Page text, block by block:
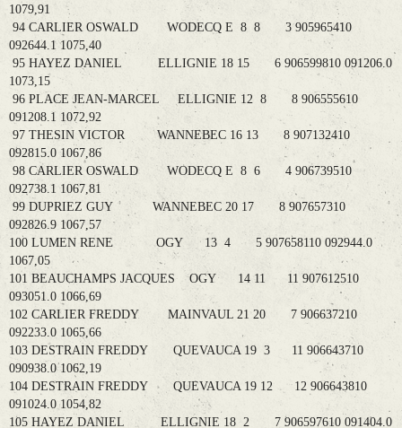
1079,91
94 CARLIER OSWALD WODECQ E 8 8 3 905965410
092644.1 1075,40
95 HAYEZ DANIEL ELLIGNIE 18 15 6 906599810 091206.0
1073,15
96 PLACE JEAN-MARCEL ELLIGNIE 12 8 8 906555610
091208.1 1072,92
97 THESIN VICTOR WANNEBEC 16 13 8 907132410
092815.0 1067,86
98 CARLIER OSWALD WODECQ E 8 6 4 906739510
092738.1 1067,81
99 DUPRIEZ GUY WANNEBEC 20 17 8 907657310
092826.9 1067,57
100 LUMEN RENE OGY 13 4 5 907658110 092944.0
1067,05
101 BEAUCHAMPS JACQUES OGY 14 11 11 907612510
093051.0 1066,69
102 CARLIER FREDDY MAINVAUL 21 20 7 906637210
092233.0 1065,66
103 DESTRAIN FREDDY QUEVAUCA 19 3 11 906643710
090938.0 1062,19
104 DESTRAIN FREDDY QUEVAUCA 19 12 12 906643810
091024.0 1054,82
105 HAYEZ DANIEL ELLIGNIE 18 2 7 906597610 091404.0